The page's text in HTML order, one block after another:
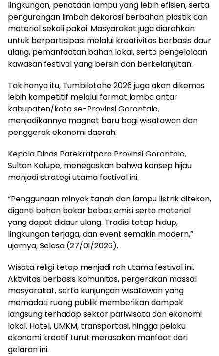
lingkungan, penataan lampu yang lebih efisien, serta
pengurangan limbah dekorasi berbahan plastik dan
material sekali pakai. Masyarakat juga diarahkan
untuk berpartisipasi melalui kreativitas berbasis daur
ulang, pemanfaatan bahan lokal, serta pengelolaan
kawasan festival yang bersih dan berkelanjutan.
Tak hanya itu, Tumbilotohe 2026 juga akan dikemas
lebih kompetitif melalui format lomba antar
kabupaten/kota se-Provinsi Gorontalo,
menjadikannya magnet baru bagi wisatawan dan
penggerak ekonomi daerah.
Kepala Dinas Parekrafpora Provinsi Gorontalo,
Sultan Kalupe, menegaskan bahwa konsep hijau
menjadi strategi utama festival ini.
“Penggunaan minyak tanah dan lampu listrik ditekan,
diganti bahan bakar bebas emisi serta material
yang dapat didaur ulang. Tradisi tetap hidup,
lingkungan terjaga, dan event semakin modern,”
ujarnya, Selasa (27/01/2026).
Wisata religi tetap menjadi roh utama festival ini.
Aktivitas berbasis komunitas, pergerakan massal
masyarakat, serta kunjungan wisatawan yang
memadati ruang publik memberikan dampak
langsung terhadap sektor pariwisata dan ekonomi
lokal. Hotel, UMKM, transportasi, hingga pelaku
ekonomi kreatif turut merasakan manfaat dari
gelaran ini.